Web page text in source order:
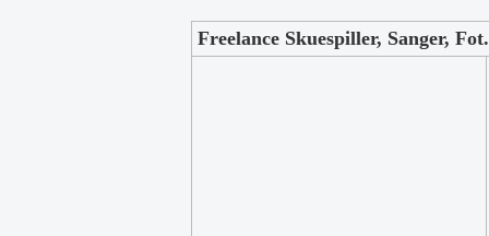
Freelance Skuespiller, Sanger,